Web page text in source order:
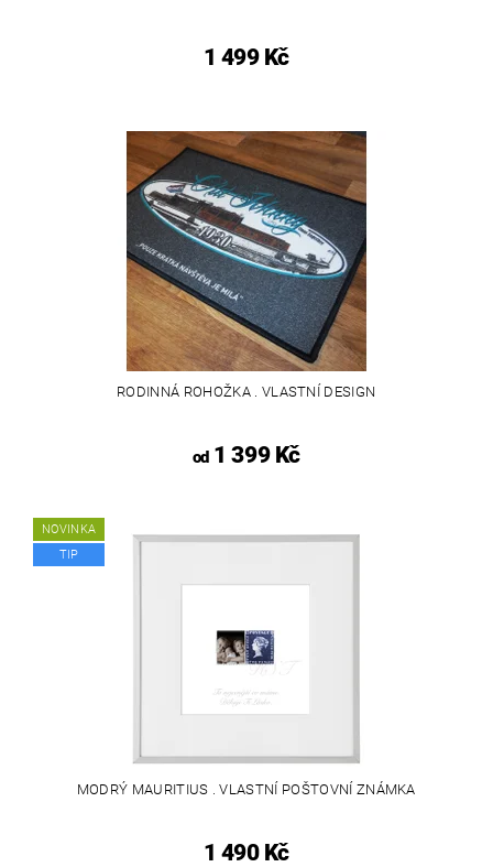
1 499 Kč
RODINNÁ ROHOŽKA . VLASTNÍ DESIGN
od1 399 Kč
NOVINKA
TIP
MODRÝ MAURITIUS . VLASTNÍ POŠTOVNÍ ZNÁMKA
1 490 Kč